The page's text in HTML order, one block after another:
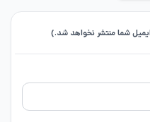
باسترز به صفحهخرید کوین
سر بزنید.
شما منتشر نخواهد شد.)